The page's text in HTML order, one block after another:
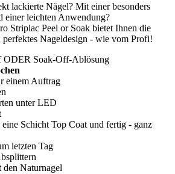
lackierte Nägel? Mit einer besonders
einer leichten Anwendung?
Striplac Peel or Soak bietet Ihnen die
Nageldesign - wie vom Profi!
ODER Soak-Off-Ablösung
einem Auftrag
unter LED
Schicht Top Coat und fertig - ganz
letzten Tag
den Naturnagel